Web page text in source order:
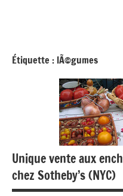
Étiquette : lÃ©gumes
Unique vente aux
chez Sotheby’s (NYC)